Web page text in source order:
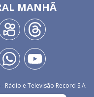
MANHÃ
- Rádio e Televisão Record S.A